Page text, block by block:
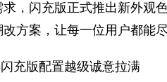
，闪充版正式推出新外观
方案，让每一位用户都能
充版配置越级诚意拉满